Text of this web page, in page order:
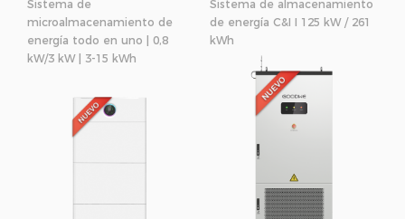
Sistema de
microalmacenamiento de
energía todo en uno | 0,8
kW/3 kW | 3-15 kWh
Sistema de almacenamiento
de energía C&I I 125 kW / 261
kWh